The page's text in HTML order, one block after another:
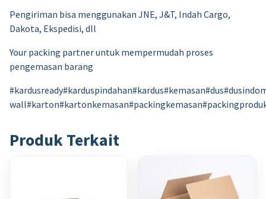
Pengiriman bisa menggunakan JNE, J&T, Indah Cargo,
Dakota, Ekspedisi, dll
Your packing partner untuk mempermudah proses
pengemasan barang
Produk Terkait